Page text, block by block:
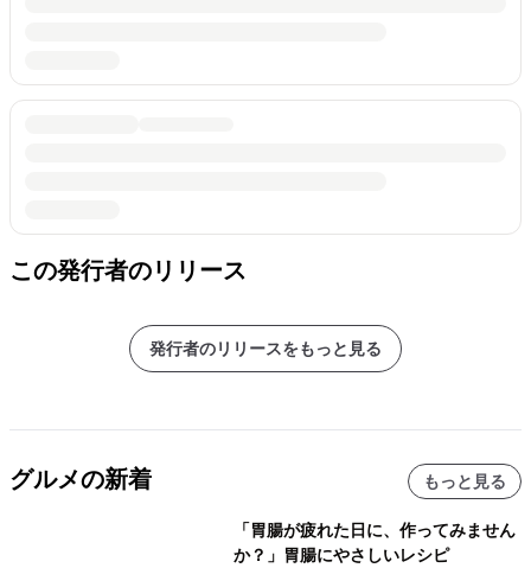
この発行者のリリース
発行者のリリースをもっと見る
グルメの新着 もっと見る
「胃腸が疲れた日に、作ってみません
か？」胃腸にやさしいレシピ